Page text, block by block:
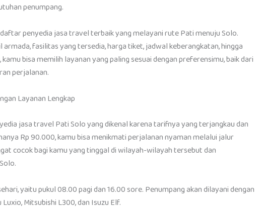
penumpang.
penyedia jasa travel terbaik yang melayani rute Pati menuju Solo.
fasilitas yang tersedia, harga tiket, jadwal keberangkatan, hingga
bisa memilih layanan yang paling sesuai dengan preferensimu, baik dari
perjalanan.
Layanan Lengkap
jasa travel Pati Solo yang dikenal karena tarifnya yang terjangkau dan
Rp 90.000, kamu bisa menikmati perjalanan nyaman melalui jalur
cocok bagi kamu yang tinggal di wilayah-wilayah tersebut dan
yaitu pukul 08.00 pagi dan 16.00 sore. Penumpang akan dilayani dengan
Mitsubishi L300, dan Isuzu Elf.